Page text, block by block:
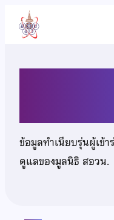
เนื้อหา
ข้อมูลทำเนียบรุ่นผู้เข้
ดูแลของมูลนิธิ สอวน.